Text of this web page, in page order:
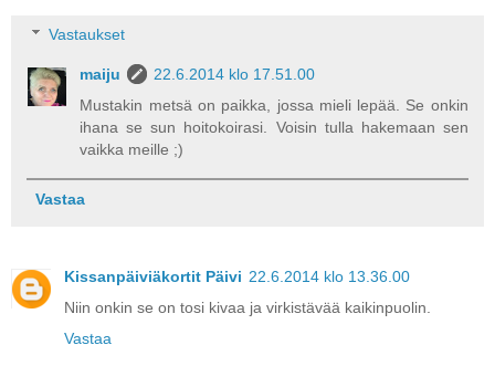
Vastaukset
maiju
22.6.2014 klo 17.51.00
Mustakin metsä on paikka, jossa mieli lepää. Se onkin
ihana se sun hoitokoirasi. Voisin tulla hakemaan sen
vaikka meille ;)
Vastaa
Kissanpäiviäkortit Päivi 22.6.2014 klo 13.36.00
Niin onkin se on tosi kivaa ja virkistävää kaikinpuolin.
Vastaa